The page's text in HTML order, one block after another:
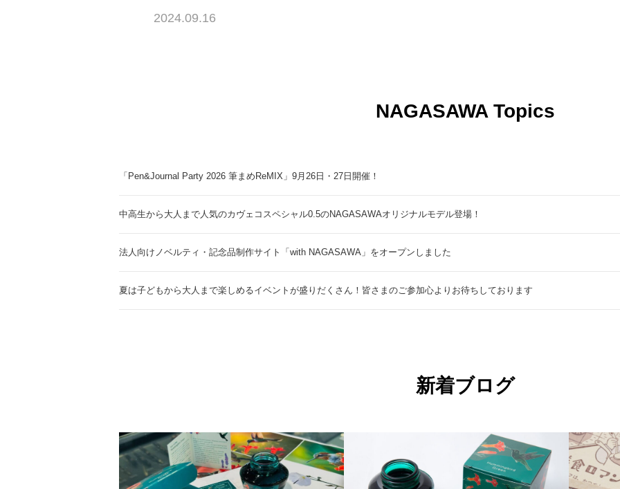
2024.09.16
NAGASAWA Topics
「Pen&Journal Party 2026 筆まめReMIX」9月26日・27日開催！
中高生から大人まで人気のカヴェコスペシャル0.5のNAGASAWAオリジナルモデル登場！
法人向けノベルティ・記念品制作サイト「with NAGASAWA」をオープンしました
夏は子どもから大人まで楽しめるイベントが盛りだくさん！皆さまのご参加心よりお待ちしております
新着ブログ